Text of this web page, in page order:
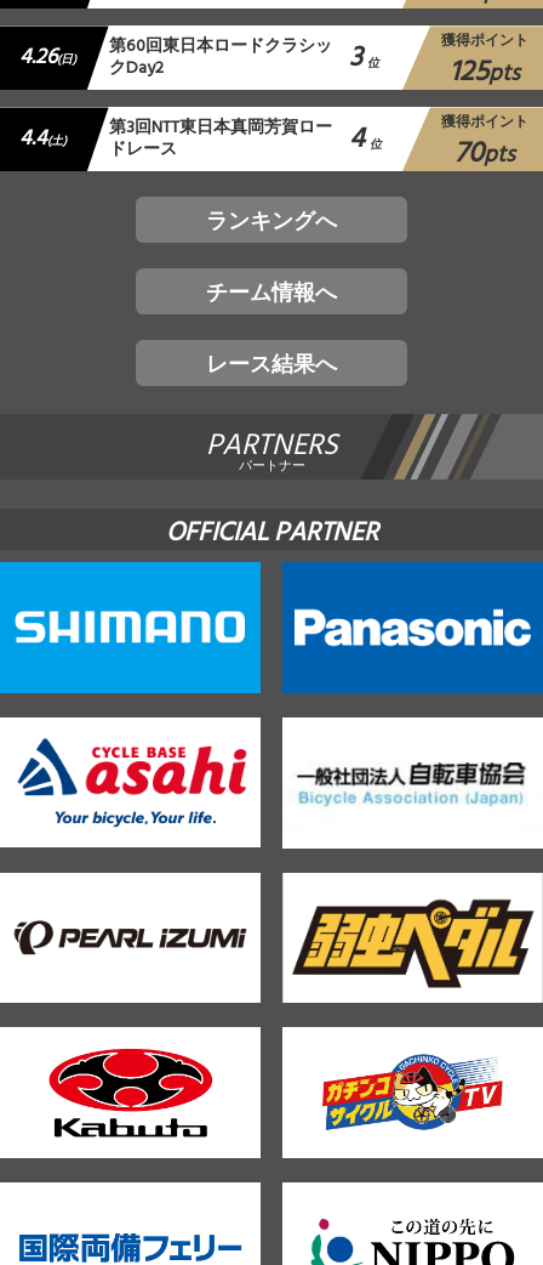
4.26(日) 第60回東日本ロードクラシッ
クDay2 3 位
獲得ポイント
125pts
4.4(土) 第3回NTT東日本真岡芳賀ロー
ドレース 4 位
獲得ポイント
70pts
ランキングへ
チーム情報へ
レース結果へ
PARTNERS
パートナー
OFFICIAL PARTNER